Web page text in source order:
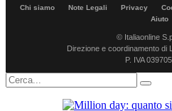
Chi siamo Note Legali Privacy
Aiuto
© Italiaonline
Direzione e coordinamento di
P. IVA